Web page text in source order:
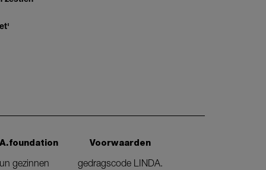
gezinnen
Voorwaarden
gedragscode LINDA.